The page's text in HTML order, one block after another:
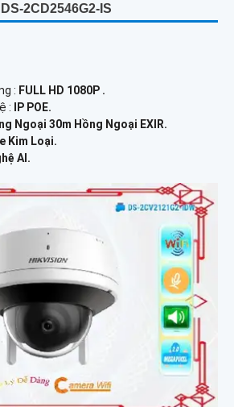
2CD2546G2-IS
: FULL HD 1080P .
:
IP POE.
Ngoại 30m Hồng Ngoại EXIR.
Kim Loại.
AI.